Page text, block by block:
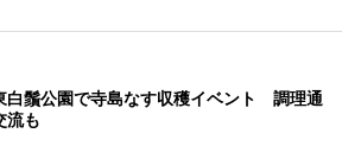
白鬚公園で寺島なす収穫イベント 調理通
流も